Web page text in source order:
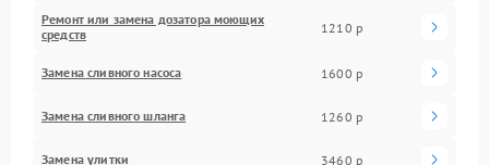
Ремонт или замена дозатора моющих
средств
1210 р
Замена сливного насоса 1600 р
Замена сливного шланга 1260 р
Замена улитки 3460 р